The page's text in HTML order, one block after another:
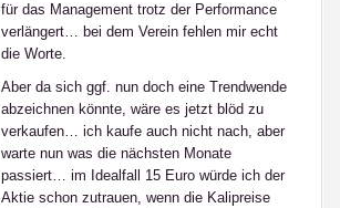
für das Management trotz der Performance
verlängert… bei dem Verein fehlen mir echt
die Worte.
Aber da sich ggf. nun doch eine Trendwende
abzeichnen könnte, wäre es jetzt blöd zu
verkaufen… ich kaufe auch nicht nach, aber
warte nun was die nächsten Monate
passiert… im Idealfall 15 Euro würde ich der
Aktie schon zutrauen, wenn die Kalipreise